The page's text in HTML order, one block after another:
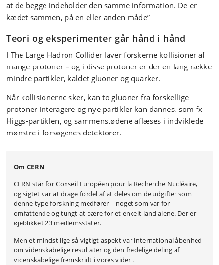
at de begge indeholder den samme information. De er
kædet sammen, på en eller anden måde”
Teori og eksperimenter går hånd i hånd
I The Large Hadron Collider laver forskerne kollisioner af
mange protoner – og i disse protoner er der en lang række
mindre partikler, kaldet gluoner og quarker.
Når kollisionerne sker, kan to gluoner fra forskellige
protoner interagere og nye partikler kan dannes, som fx
Higgs-partiklen, og sammenstødene aflæses i indviklede
mønstre i forsøgenes detektorer.
Om CERN
CERN står forConseil Européen pour la Recherche Nucléaire,
og sigtet var at drage fordel af at deles om de udgifter som
denne type forskning medfører – noget som var for
omfattende og tungt at bære for et enkelt land alene. Der er
øjeblikket 23 medlemsstater.
Men et mindst lige så vigtigt aspekt var international åbenhed
om videnskabelige resultater og den fredelige deling af
videnskabelige fremskridt i vores viden.